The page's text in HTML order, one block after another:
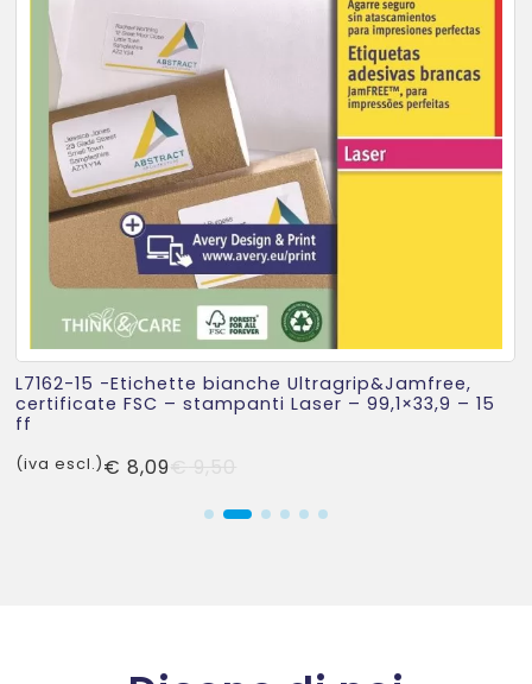
L7162-15 -Etichette bianche Ultragrip&Jamfree,
certificate FSC – stampanti Laser – 99,1×33,9 – 15
ff
originale
€ 8,09
attuale
(iva escl.)